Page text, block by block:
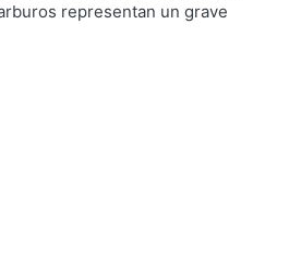
representan un grave